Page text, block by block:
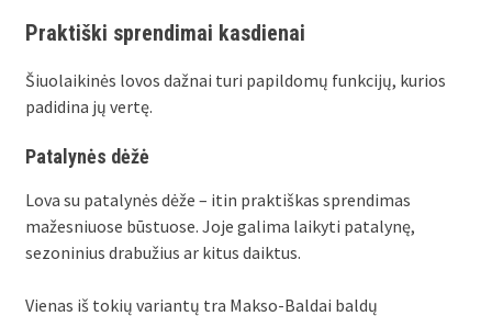
Praktiški sprendimai kasdienai
Šiuolaikinės lovos dažnai turi papildomų funkcijų, kurios
padidina jų vertę.
Patalynės dėžė
Lova su patalynės dėže – itin praktiškas sprendimas
mažesniuose būstuose. Joje galima laikyti patalynę,
sezoninius drabužius ar kitus daiktus.
Vienas iš tokių variantų tra Makso-Baldai baldų